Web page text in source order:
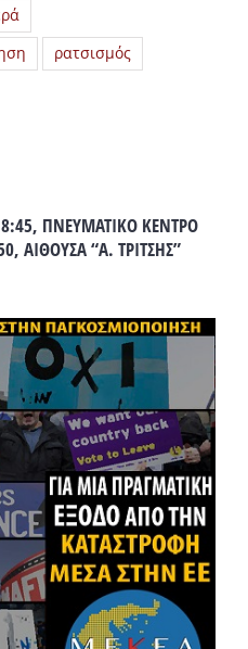
ρατσισμός
ΠΝΕΥΜΑΤΙΚΟ ΚΕΝΤΡΟ
ΑΙΘΟΥΣΑ “Α. ΤΡΙΤΣΗΣ”